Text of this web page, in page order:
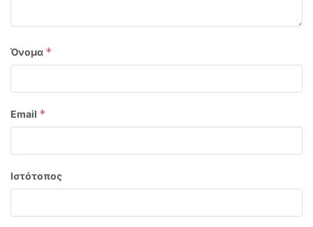
Όνομα *
Email *
Ιστότοπος